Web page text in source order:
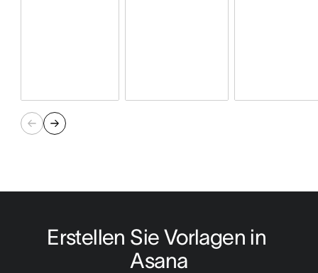
Erstellen Sie Vorlagen in
Asana